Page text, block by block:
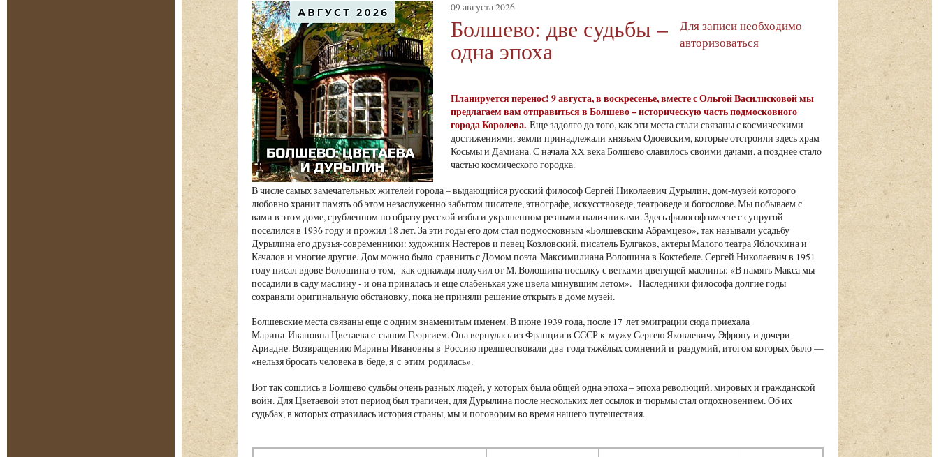
09 августа 2026
Болшево: две судьбы –
одна эпоха
Для записи необходимо
авторизоваться
Планируется перенос! 9 августа, в воскресенье, вместе с Ольгой Василисковой мы
предлагаем вам отправиться в Болшево – историческую часть подмосковного
города Королева. Еще задолго до того, как эти места стали связаны с космическими
достижениями, земли принадлежали князьям Одоевским, которые отстроили здесь храм
Косьмы и Дамиана. С начала XX века Болшево славилось своими дачами, а позднее стало
частью космического городка.
В числе самых замечательных жителей города – выдающийся русский философ Сергей Николаевич Дурылин, дом-музей которого
любовно хранит память об этом незаслуженно забытом писателе, этнографе, искусствоведе, театроведе и богослове. Мы побываем с
вами в этом доме, срубленном по образу русской избы и украшенном резными наличниками. Здесь философ вместе с супругой
поселился в 1936 году и прожил 18 лет. За эти годы его дом стал подмосковным «Болшевским Абрамцево», так называли усадьбу
Дурылина его друзья-современники: художник Нестеров и певец Козловский, писатель Булгаков, актеры Малого театра Яблочкина и
Качалов и многие другие. Дом можно было сравнить с Домом поэта Максимилиана Волошина в Коктебеле. Сергей Николаевич в 1951
году писал вдове Волошина о том, как однажды получил от М. Волошина посылку с ветками цветущей маслины: «В память Макса мы
посадили в саду маслину - и она принялась и еще слабенькая уже цвела минувшим летом». Наследники философа долгие годы
сохраняли оригинальную обстановку, пока не приняли решение открыть в доме музей.
Болшевские места связаны еще с одним знаменитым именем. В июне 1939 года, после 17 лет эмиграции сюда приехала
Марина Ивановна Цветаева с сыном Георгием. Она вернулась из Франции в СССР к мужу Сергею Яковлевичу Эфрону и дочери
Ариадне. Возвращению Марины Ивановны в Россию предшествовали два года тяжёлых сомнений и раздумий, итогом которых было —
«нельзя бросать человека в беде, я с этим родилась».
Вот так сошлись в Болшево судьбы очень разных людей, у которых была общей одна эпоха – эпоха революций, мировых и гражданской
войн. Для Цветаевой этот период был трагичен, для Дурылина после нескольких лет ссылок и тюрьмы стал отдохновением. Об их
судьбах, в которых отразилась история страны, мы и поговорим во время нашего путешествия.